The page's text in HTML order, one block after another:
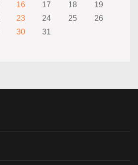
16 17 18
19
23 24 25
26
30
31